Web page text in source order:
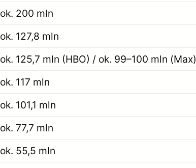
ok. 200 mln
ok. 127,8 mln
ok. 125,7 mln (HBO) / ok. 99–100 mln (Max)
ok. 117 mln
ok. 101,1 mln
ok. 77,7 mln
ok. 55,5 mln